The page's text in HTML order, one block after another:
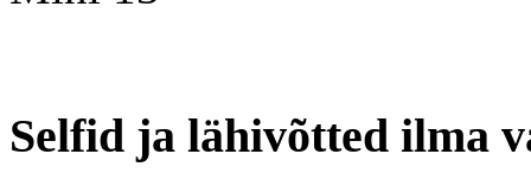
Selfid ja lähivõtted ilma